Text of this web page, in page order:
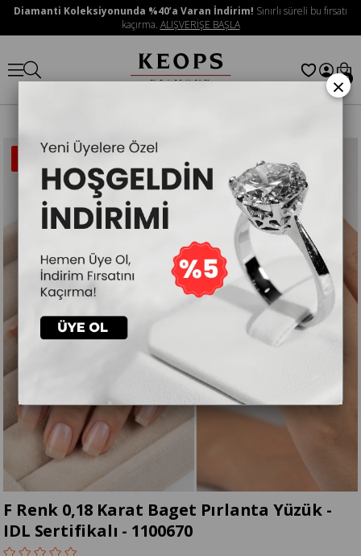
Diamanti Koleksiyonunda %40’a Varan İndirim! Sınırlı süreli bu fırsatı
kaçırma. ALIŞVERİŞE BAŞLA
0
İNDIRIMLI
F Renk 0,18 Karat Baget Pırlanta Yüzük -
IDL Sertifikalı - 1100670
×